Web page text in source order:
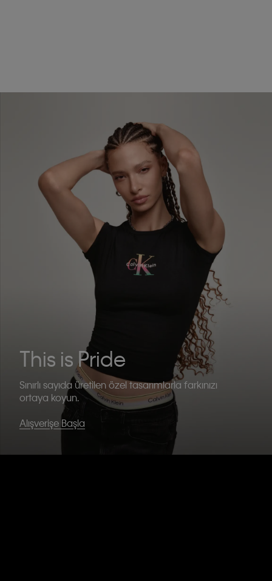
This is Pride
Sınırlı sayıda üretilen özel tasarımlarla farkınızı
ortaya koyun.
Alışverişe Başla